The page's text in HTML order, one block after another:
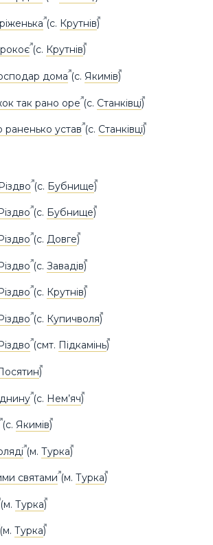
(с. Крутнів)
(с. Крутнів)
дома(с. Якимів)
так рано оре(с. Станківці)
устав(с. Станківці)
(с. Бубнище)
(с. Бубнище)
(с. Довге)
(с. Завадів)
(с. Крутнів)
(с. Купичволя)
(смт. Підкамінь)
)
(с. Нем’яч)
(с. Якимів)
(м. Турка)
святами(м. Турка)
Турка)
Турка)